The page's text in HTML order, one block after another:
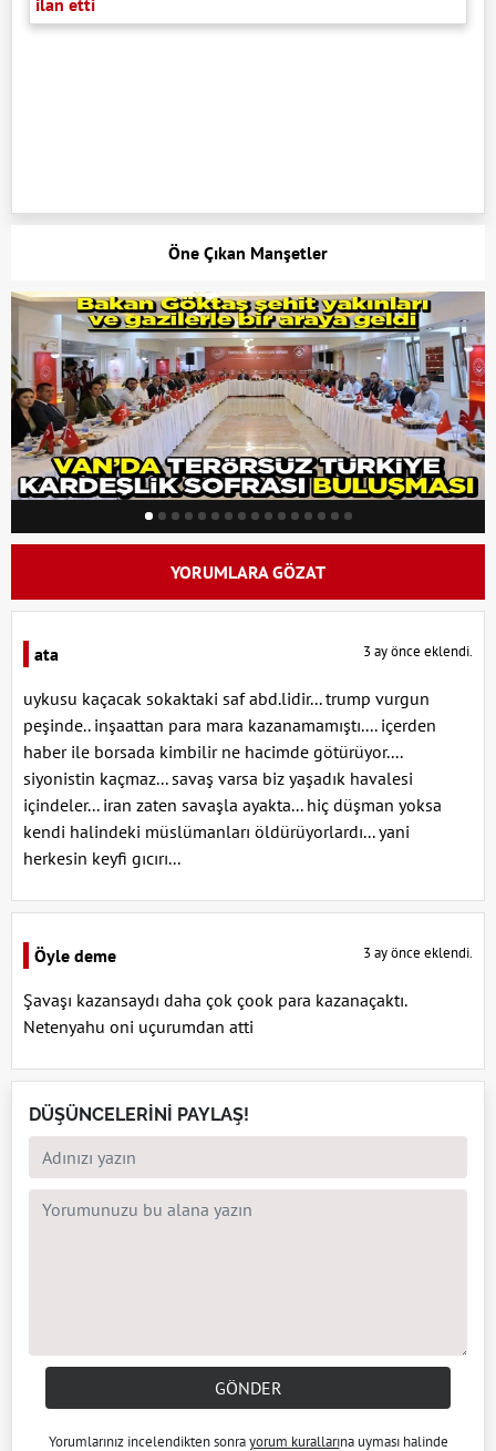
ilan etti
Öne Çıkan Manşetler
YORUMLARA GÖZAT
ata 3 ay önce eklendi.
uykusu kaçacak sokaktaki saf abd.lidir... trump vurgun
peşinde.. inşaattan para mara kazanamamıştı.... içerden
haber ile borsada kimbilir ne hacimde götürüyor....
siyonistin kaçmaz... savaş varsa biz yaşadık havalesi
içindeler... iran zaten savaşla ayakta... hiç düşman yoksa
kendi halindeki müslümanları öldürüyorlardı... yani
herkesin keyfi gıcırı...
Öyle deme 3 ay önce eklendi.
Şavaşı kazansaydı daha çok çook para kazanaçaktı.
Netenyahu oni uçurumdan atti
DÜŞÜNCELERİNİ PAYLAŞ!
GÖNDER
Yorumlarınız incelendikten sonrayorum kurallarına uyması halinde